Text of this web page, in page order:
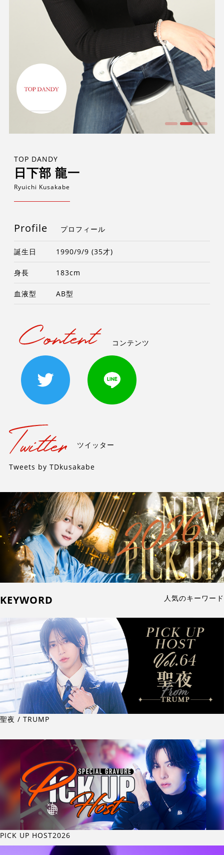
TOP DANDY
日下部 龍一
Ryuichi Kusakabe
Profile プロフィール
誕生日 1990/9/9 (35才)
身長 183cm
血液型 AB型
コンテンツ
ツイッター
Tweets by TDkusakabe
KEYWORD 人気のキーワード
聖夜 / TRUMP
PICK UP HOST2026